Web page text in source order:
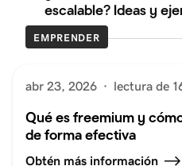
escalable? Ideas y
EMPRENDER
abr 23, 2026 · lectura de
Qué es freemium y
de forma efectiva
Obtén más información